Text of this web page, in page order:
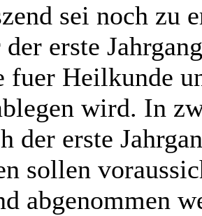
sei noch zu
erste
fuer Heilkunde
wird. In
der erste
sollen
abgenommen